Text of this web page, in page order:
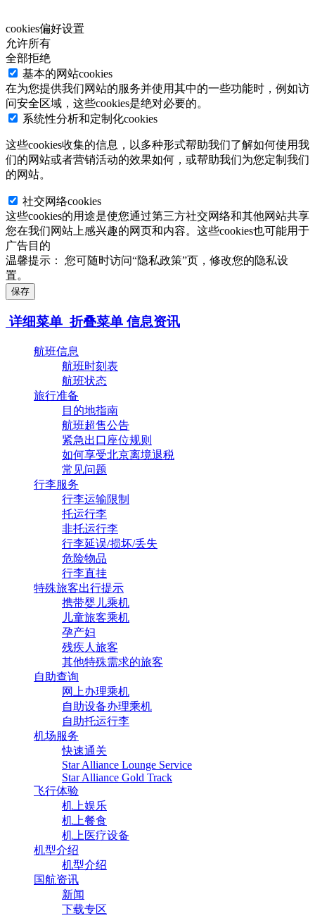
cookies偏好设置
允许所有
全部拒绝
基本的网站cookies
在为您提供我们网站的服务并使用其中的一些功能时，例如访
问安全区域，这些cookies是绝对必要的。
系统性分析和定制化cookies
这些cookies收集的信息，以多种形式帮助我们了解如何使用我
们的网站或者营销活动的效果如何，或帮助我们为您定制我们
的网站。
社交网络cookies
这些cookies的用途是使您通过第三方社交网络和其他网站共享
您在我们网站上感兴趣的网页和内容。这些cookies也可能用于
广告目的
温馨提示：
您可随时访问“隐私政策”页，修改您的隐私设
置。
保存
详细菜单 折叠菜单 信息资讯
航班信息
航班时刻表
航班状态
旅行准备
目的地指南
航班超售公告
紧急出口座位规则
如何享受北京离境退税
常见问题
行李服务
行李运输限制
托运行李
非托运行李
行李延误/损坏/丢失
危险物品
行李直挂
特殊旅客出行提示
携带婴儿乘机
儿童旅客乘机
孕产妇
残疾人旅客
其他特殊需求的旅客
自助查询
网上办理乘机
自助设备办理乘机
自助托运行李
机场服务
快速通关
Star Alliance Lounge Service
Star Alliance Gold Track
飞行体验
机上娱乐
机上餐食
机上医疗设备
机型介绍
机型介绍
国航资讯
新闻
下载专区